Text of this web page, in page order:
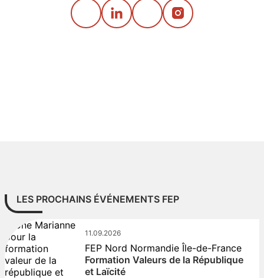
LES PROCHAINS ÉVÉNEMENTS FEP
11.09.2026
FEP Nord Normandie Île-de-France
Formation Valeurs de la République
et Laïcité